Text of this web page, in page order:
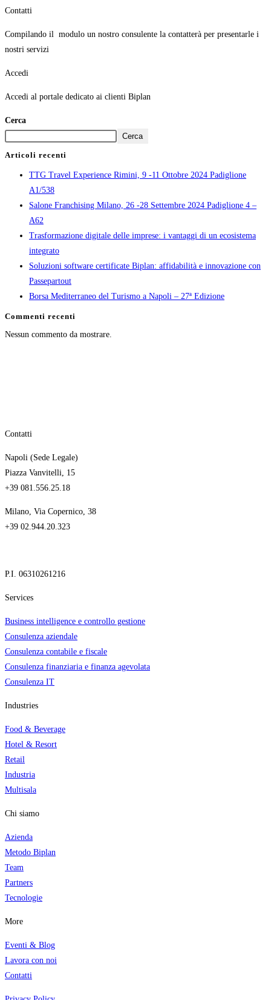
Contatti
Compilando il modulo un nostro consulente la contatterà per presentarle i
nostri servizi
Accedi
Accedi al portale dedicato ai clienti Biplan
Cerca
Cerca
Articoli recenti
TTG Travel Experience Rimini, 9 -11 Ottobre 2024 Padiglione
A1/538
Salone Franchising Milano, 26 -28 Settembre 2024 Padiglione 4 –
A62
Trasformazione digitale delle imprese: i vantaggi di un ecosistema
integrato
Soluzioni software certificate Biplan: affidabilità e innovazione con
Passepartout
Borsa Mediterraneo del Turismo a Napoli – 27ª Edizione
Commenti recenti
Nessun commento da mostrare.
Contatti
Napoli (Sede Legale)
Piazza Vanvitelli, 15
+39 081.556.25.18
Milano, Via Copernico, 38
+39 02.944.20.323
P.I. 06310261216
Services
Business intelligence e controllo gestione
Consulenza aziendale
Consulenza contabile e fiscale
Consulenza finanziaria e finanza agevolata
Consulenza IT
Industries
Food & Beverage
Hotel & Resort
Retail
Industria
Multisala
Chi siamo
Azienda
Metodo Biplan
Team
Partners
Tecnologie
More
Eventi & Blog
Lavora con noi
Contatti